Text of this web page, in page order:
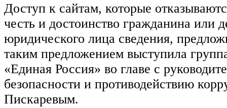
Доступ к сайтам, которые
честь и достоинство гражданина или
юридического лица сведения,
таким предложением выступила
«Единая Россия» во главе с
безопасности и противодействию
Пискаревым.